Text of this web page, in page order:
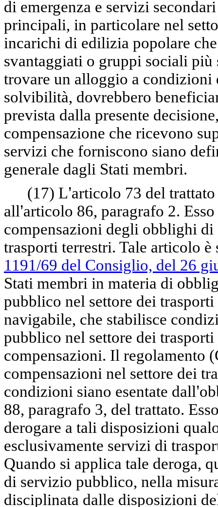
di emergenza e servizi
principali, in particolare nel
incarichi di edilizia popolare
svantaggiati o gruppi sociali
trovare un alloggio a
solvibilità, dovrebbero
prevista dalla presente
compensazione che ricevono
servizi che forniscono siano
generale dagli Stati membri.
(17) L’articolo 73 del
all’articolo 86, paragrafo 2.
compensazioni degli obblighi
trasporti terrestri. Tale articolo
1191/69 del Consiglio, del 26
Stati membri in materia di
pubblico nel settore dei
navigabile, che stabilisce
pubblico nel settore dei
compensazioni. Il regolamento
compensazioni nel settore dei
condizioni siano esentate dall’
88, paragrafo 3, del trattato.
derogare a tali disposizioni
esclusivamente servizi di
Quando si applica tale deroga,
di servizio pubblico, nella
disciplinata dalle disposizioni